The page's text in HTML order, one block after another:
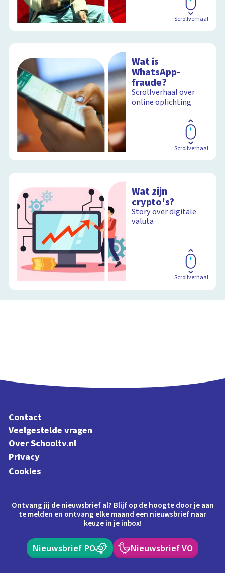
Scrollverhaal
Wat is
WhatsApp-
fraude?
Scrollverhaal over
online oplichting
Scrollverhaal
Wat zijn
crypto's?
Story over digitale
valuta
Scrollverhaal
Contact
Veelgestelde vragen
Over Schooltv.nl
Privacy
Cookies
Ontvang jij de nieuwsbrief al? Blijf op de hoogte door je aan
te melden en ontvang elke maand een nieuwsbrief naar
keuze in je inbox!
Nieuwsbrief PO Nieuwsbrief VO